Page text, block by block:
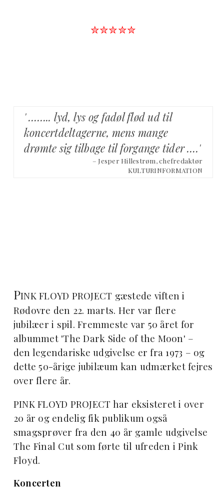
✮✮✮✮✮
' …….. lyd, lys og fadøl flød ud til
koncertdeltagerne, mens mange
drømte sig tilbage til forgange tider ….'
– Jesper Hillestrøm, chefredaktør
KULTURINFORMATION
PINK FLOYD PROJECT gæstede viften i
Rødovre den 22. marts. Her var flere
jubilæer i spil. Fremmeste var 50 året for
albummet 'The Dark Side of the Moon' –
den legendariske udgivelse er fra 1973 – og
dette 50-årige jubilæum kan udmærket fejres
over flere år.
PINK FLOYD PROJECT har eksisteret i over
20 år og endelig fik publikum også
smagsprøver fra den 40 år gamle udgivelse
The Final Cut som førte til ufreden i Pink
Floyd.
Koncerten